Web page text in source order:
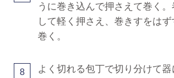
うに巻き込んで押さえて巻く
して軽く押さえ、巻きすをは
巻く。
8
よく切れる包丁で切り分けて